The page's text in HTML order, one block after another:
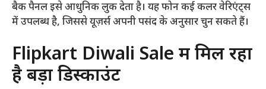
बैक पैनल इसे आधुनिक लुक देता है। यह फोन कई कलर वेरिएंट्स
में उपलब्ध है, जिससे यूज़र्स अपनी पसंद के अनुसार चुन सकते हैं।
Flipkart Diwali Sale में मिल रहा
है बड़ा डिस्काउंट